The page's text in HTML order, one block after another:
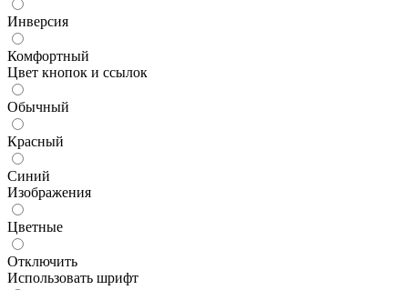
Инверсия
Комфортный
Цвет кнопок и ссылок
Обычный
Красный
Синий
Изображения
Цветные
Отключить
Использовать шрифт